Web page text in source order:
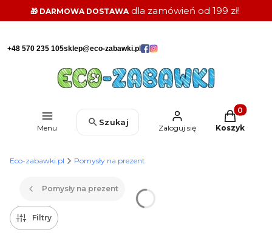
🎁 DARMOWA DOSTAWAdla zamówień od 199 zł!
+48 570 235 105sklep@eco-zabawki.pl
Menu
Szukaj
Zaloguj się
Produkty w
Koszyk
Eco-zabawki.pl Pomysły na prezent
Pomysły na prezent
Filtry